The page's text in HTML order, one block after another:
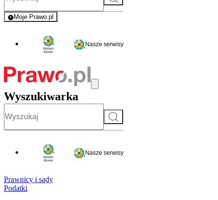
Moje Prawo.pl
- rejestracja i logowanie do serwisu
Nasze serwisy
Wyszukiwarka
Szukaj
Nasze serwisy
Prawnicy i sądy
Podatki